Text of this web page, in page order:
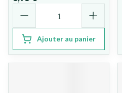
Ajouter au panier